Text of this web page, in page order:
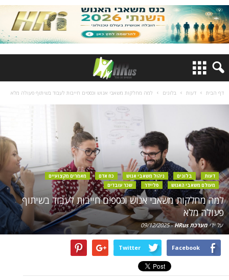
דף הבית דעות בלוגים למה מחלקות משאבי אנוש וכספים חייבות לעבוד בשיתוף פעולה מלא
דעות בלוגים ניהול משאבי אנוש כח אדם
מאמרים מקצועיים
מעולם משאבי האנוש
סליידר שכר עובדים
למה מחלקות משאבי אנוש וכספים חייבות לעבוד בשיתוף
פעולה מלא
על ידימערכת HRus -
09/12/2025
Facebook
Twitter